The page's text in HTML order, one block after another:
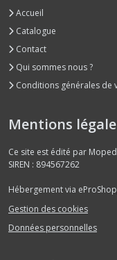
Accueil
Catalogue
Contact
Qui sommes nous ?
Conditions générales de
Mentions
Ce site est édité par
SIREN : 894567262
Hébergement via
Gestion des cookies
Données personnelles